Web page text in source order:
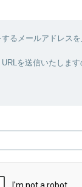
るメールアドレス
を送信いたしま